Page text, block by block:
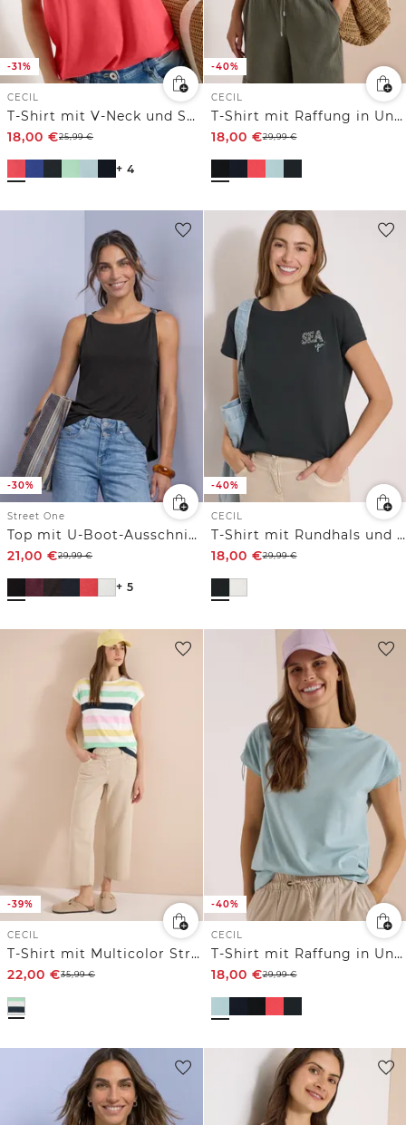
-31%
CECIL
T-Shirt mit V-Neck und Spitzendetail
18,00 €25,99€
+ 4
-40%
CECIL
T-Shirt mit Raffung in Unifarbe
18,00 €29,99€
-30%
Street One
Top mit U-Boot-Ausschnitt und Schulterdetail
21,00 €29,99€
+ 5
-40%
CECIL
T-Shirt mit Rundhals und Embroidery
18,00 €29,99€
-39%
CECIL
T-Shirt mit Multicolor Streifen
22,00 €35,99€
-40%
CECIL
T-Shirt mit Raffung in Unifarbe
18,00 €29,99€